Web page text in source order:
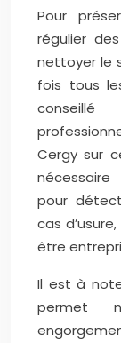
Pour
régulier
nettoyer le
fois tous
Cergy sur
pour
cas
être
Il est à
permet